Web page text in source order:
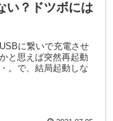
い？ドツボには
に繋いで充電させ
と思えば突然再起動
。で、結局起動しな